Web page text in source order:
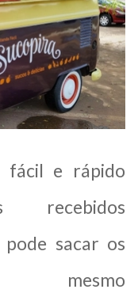
fácil e rápido
sacar os
mesmo